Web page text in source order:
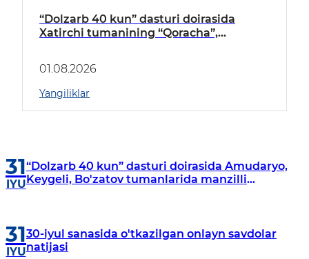
“Dolzarb 40 kun” dasturi doirasida
Xatirchi tumanining “Qoracha”,
borildi
01.08.2026
Yangiliklar
31
IYU
“Dolzarb 40 kun” dasturi doirasida Amudaryo,
Keygeli, Bo'zatov tumanlarida manzilli
31
IYU
30-iyul sanasida o'tkazilgan onlayn savdolar
natijasi